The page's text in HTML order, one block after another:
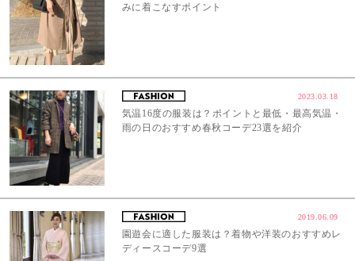
みに着こなすポイント
2023.03.18
気温16度の服装は？ポイントと最低・最高気温・
雨の日のおすすめ春秋コーデ23選を紹介
2019.06.09
園遊会に適した服装は？着物や洋装のおすすめレ
ディースコーデ9選